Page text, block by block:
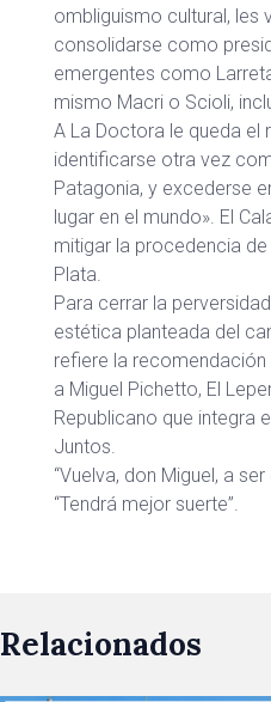
ombliguismo cultural, les
consolidarse como
emergentes como
mismo Macri o Scioli,
A La Doctora le queda el
identificarse otra vez
Patagonia, y excederse
lugar en el mundo». El
mitigar la procedencia
Plata.
Para cerrar la
estética planteada del
refiere la recomendación
a Miguel Pichetto, El
Republicano que integra
Juntos.
“Vuelva, don Miguel, a
“Tendrá mejor suerte”.
Relacionados